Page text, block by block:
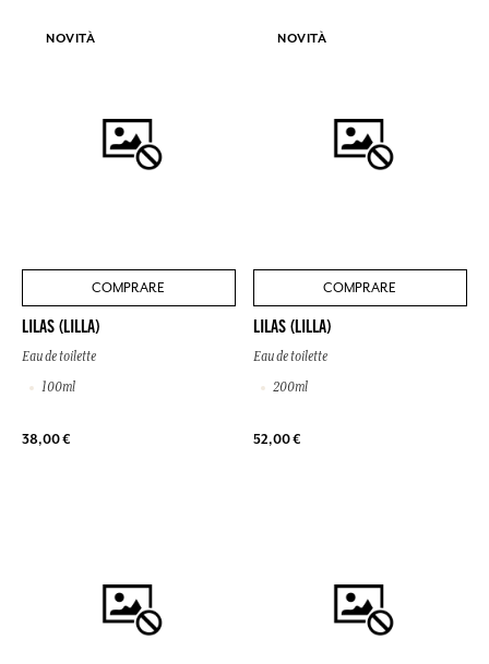
NOVITÀ
COMPRARE
LILAS (LILLA)
Eau de toilette
100ml
38,00 €
NOVITÀ
COMPRARE
LILAS (LILLA)
Eau de toilette
200ml
52,00 €